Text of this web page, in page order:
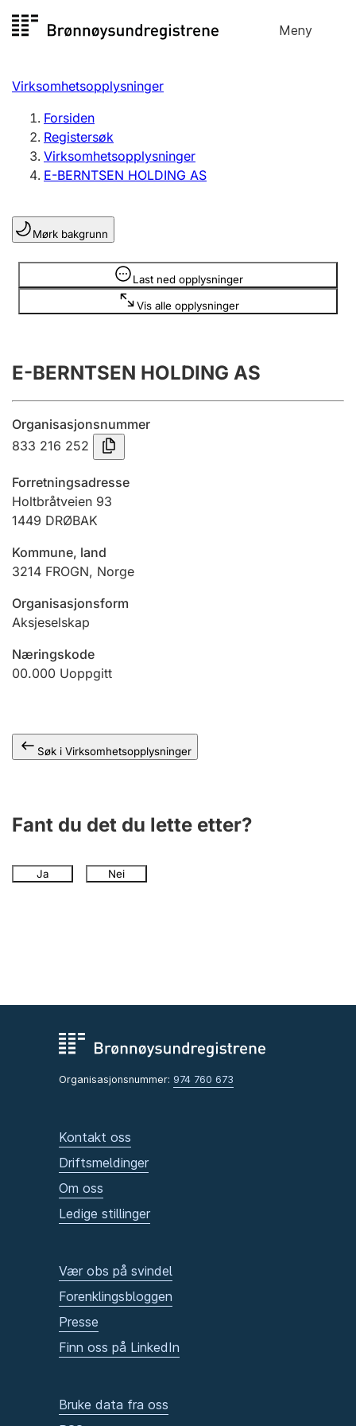
til
Meny
Registersøk
Aksjeselskap
Enkeltpersonforetak
Registrere, endre, slette
Lag og forening
Registrere, endre, slette
Årsregnskap
Innsending og forsinkelsesgebyr
Tinglysing
Jeger
Ektepaktveileder
Offentlig sektor
Virksomhetsopplysninger
Forsiden
Registersøk
Virksomhetsopplysninger
E-BERNTSEN HOLDING AS
Mørk bakgrunn
Last ned opplysninger
Vis alle opplysninger
Opplysninger er skjult
E-BERNTSEN HOLDING AS
Organisasjonsnummer
833 216 252
Forretningsadresse
Holtbråtveien 93
1449 DRØBAK
Kommune, land
3214 FROGN, Norge
Organisasjonsform
Aksjeselskap
Næringskode
00.000 Uoppgitt
Søk i Virksomhetsopplysninger
Fant du det du lette etter?
Ja Nei
Organisasjonsnummer: 974 760 673
Kontakt oss
Driftsmeldinger
Om oss
Ledige stillinger
Vær obs på svindel
Forenklingsbloggen
Presse
Finn oss på LinkedIn
Bruke data fra oss